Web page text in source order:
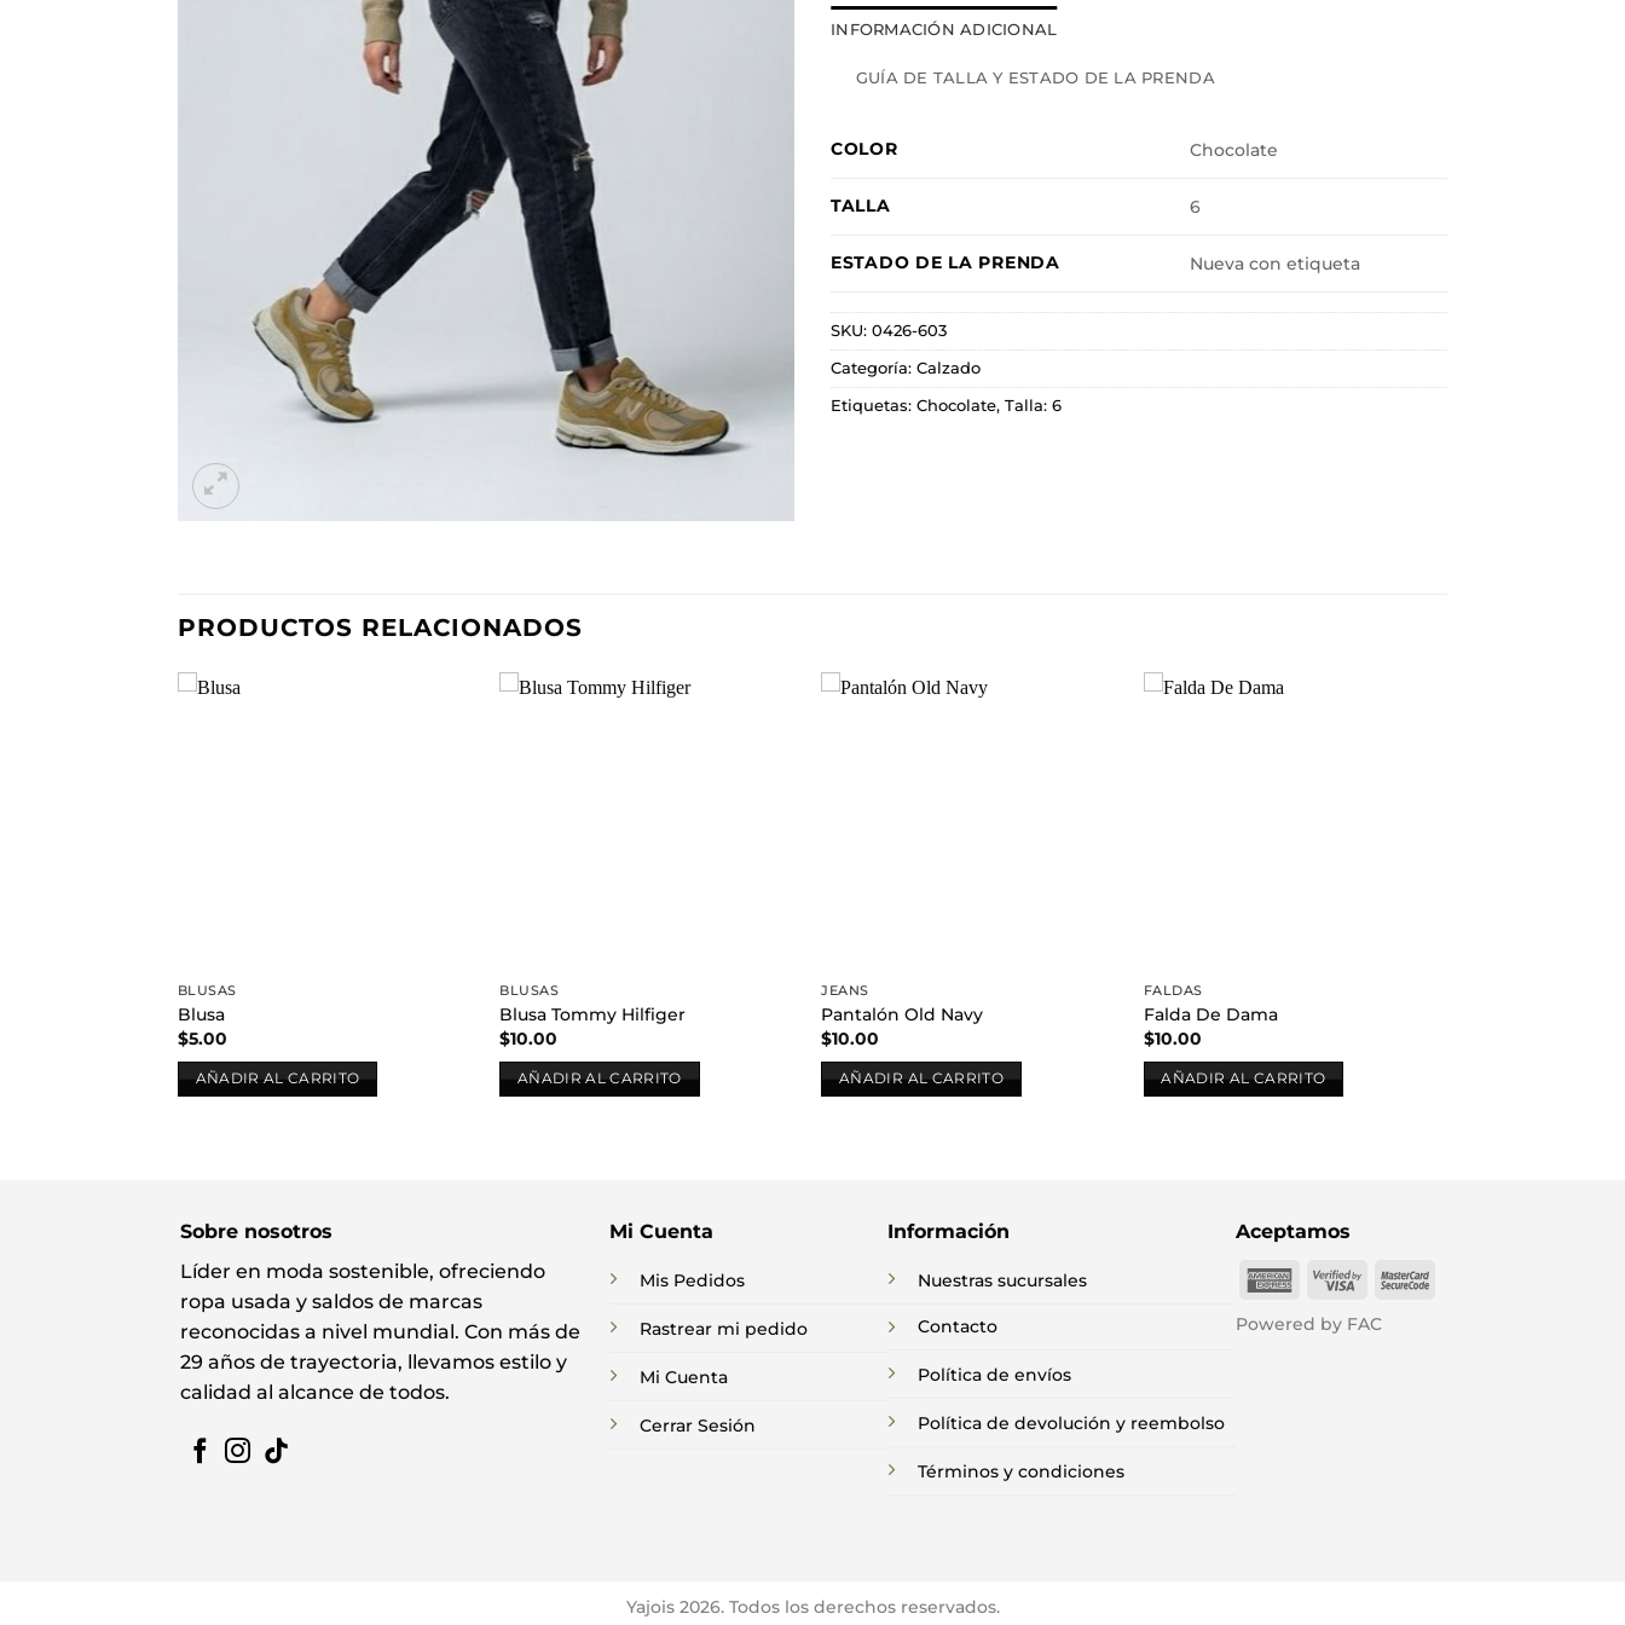
INFORMACIÓN ADICIONAL
GUÍA DE TALLA Y ESTADO DE LA PRENDA
COLOR Chocolate
TALLA 6
ESTADO DE LA PRENDA Nueva con etiqueta
SKU: 0426-603
Categoría: Calzado
Etiquetas: Chocolate, Talla: 6
PRODUCTOS RELACIONADOS
BLUSAS
Blusa
$5.00
AÑADIR AL CARRITO
BLUSAS
Blusa Tommy Hilfiger
$10.00
AÑADIR AL CARRITO
JEANS
Pantalón Old Navy
$10.00
AÑADIR AL CARRITO
FALDAS
Falda De Dama
$10.00
AÑADIR AL CARRITO
Sobre nosotros
Líder en moda sostenible, ofreciendo
ropa usada y saldos de marcas
reconocidas a nivel mundial. Con más de
29 años de trayectoria, llevamos estilo y
calidad al alcance de todos.
Mi Cuenta
Mis Pedidos
Rastrear mi pedido
Mi Cuenta
Cerrar Sesión
Información
Nuestras sucursales
Contacto
Política de envíos
Política de devolución y reembolso
Términos y condiciones
Aceptamos
American
Visa
MasterCard
Powered by FAC
Yajois 2026. Todos los derechos reservados.